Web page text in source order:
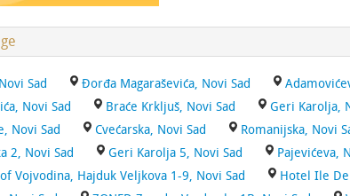
Sad Đorđa Magaraševića, Novi Sad
Novi Sad
Braće Krkljuš, Novi Sad Geri Karolja,
Novi Sad
Cvećarska, Novi Sad Romanijska, Novi
2, Novi Sad
Geri Karolja 5, Novi Sad Pajevićeva,
Vojvodina, Hajduk Veljkova 1-9, Novi Sad
Hotel Ile De